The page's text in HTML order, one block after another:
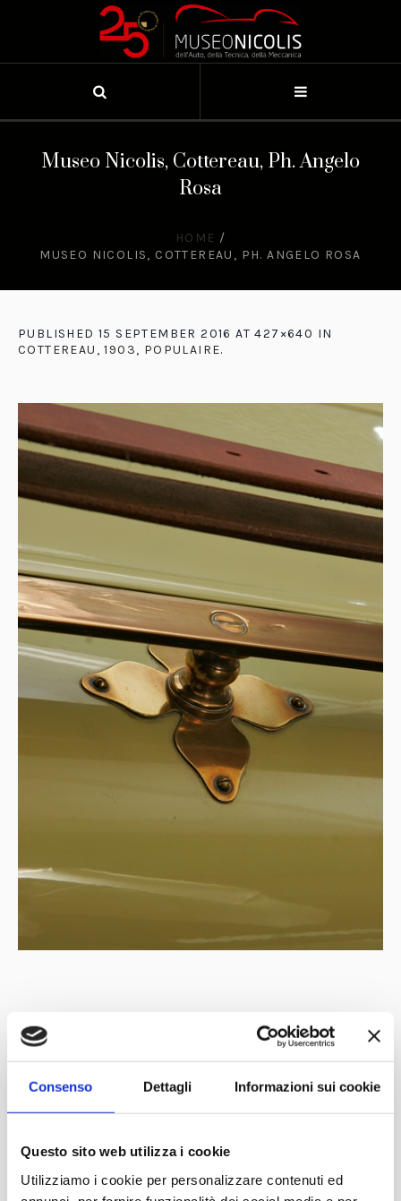
Consenso Dettagli Informazioni sui cookie
Questo sito web utilizza i cookie
Utilizziamo i cookie per personalizzare contenuti ed
Museo Nicolis, Cottereau, Ph. Angelo
Rosa
HOME /
MUSEO NICOLIS, COTTEREAU, PH. ANGELO ROSA
PUBLISHED 15 SEPTEMBER 2016 AT 427×640 IN
COTTEREAU, 1903, POPULAIRE.